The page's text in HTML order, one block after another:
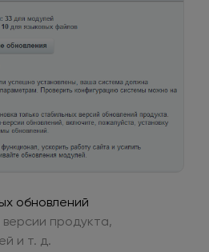
обновлений
продукта,
и т. д.